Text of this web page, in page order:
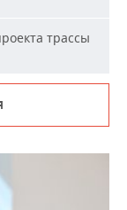
трассы